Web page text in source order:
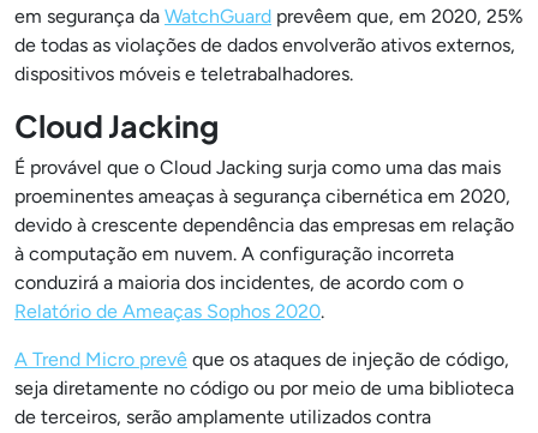
em segurança da WatchGuard prevêem que, em 2020, 25%
de todas as violações de dados envolverão ativos externos,
dispositivos móveis e teletrabalhadores.
Cloud Jacking
É provável que o Cloud Jacking surja como uma das mais
proeminentes ameaças à segurança cibernética em 2020,
devido à crescente dependência das empresas em relação
à computação em nuvem. A configuração incorreta
conduzirá a maioria dos incidentes, de acordo com o
Relatório de Ameaças Sophos 2020.
A Trend Micro prevê que os ataques de injeção de código,
seja diretamente no código ou por meio de uma biblioteca
de terceiros, serão amplamente utilizados contra